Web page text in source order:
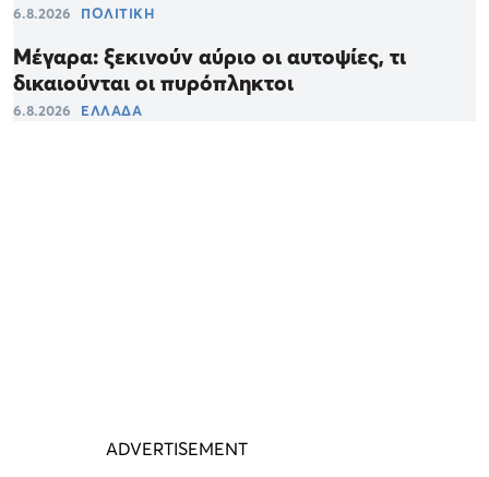
6.8.2026 ΠΟΛΙΤΙΚΗ
Μέγαρα: ξεκινούν αύριο οι αυτοψίες, τι
δικαιούνται οι πυρόπληκτοι
6.8.2026 ΕΛΛΑΔΑ